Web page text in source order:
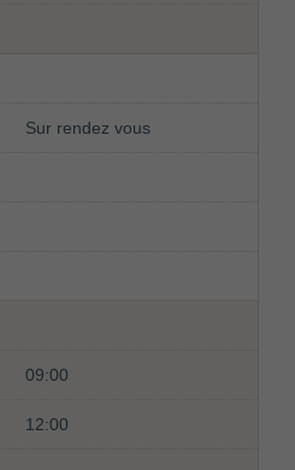
Sur rendez vous
09:00
12:00